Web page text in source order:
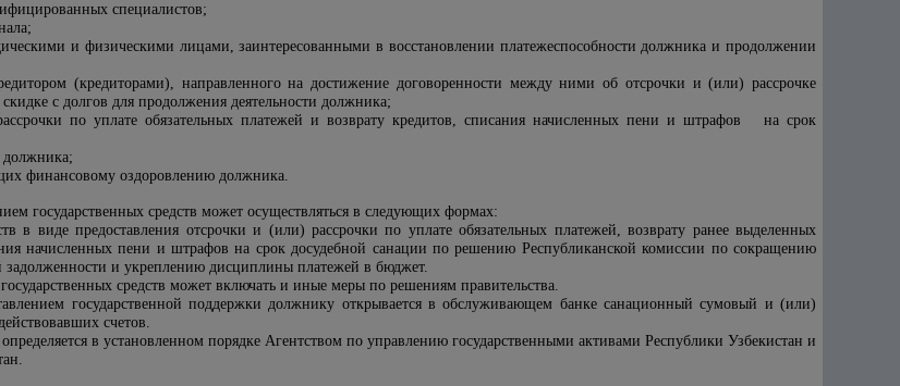
специалистов;
и физическими лицами, заинтересованными в восстановлении платежеспособности должника и продолжении
(кредиторами), направленного на достижение договоренности между ними об отсрочки и (или) рассрочке
с долгов для продолжения деятельности должника;
по уплате обязательных платежей и возврату кредитов, списания начисленных пени и штрафов на срок
должника;
финансовому оздоровлению должника.
государственных средств может осуществляться в следующих формах:
в виде предоставления отсрочки и (или) рассрочки по уплате обязательных платежей, возврату ранее выделенных
начисленных пени и штрафов на срок досудебной санации по решению Республиканской комиссии по сокращению
задолженности и укреплению дисциплины платежей в бюджет.
средств может включать и иные меры по решениям правительства.
государственной поддержки должнику открывается в обслуживающем банке санационный сумовый и (или)
счетов.
в установленном порядке Агентством по управлению государственными активами Республики Узбекистан и